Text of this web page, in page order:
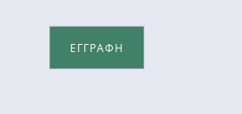
ΕΓΓΡΑΦΗ